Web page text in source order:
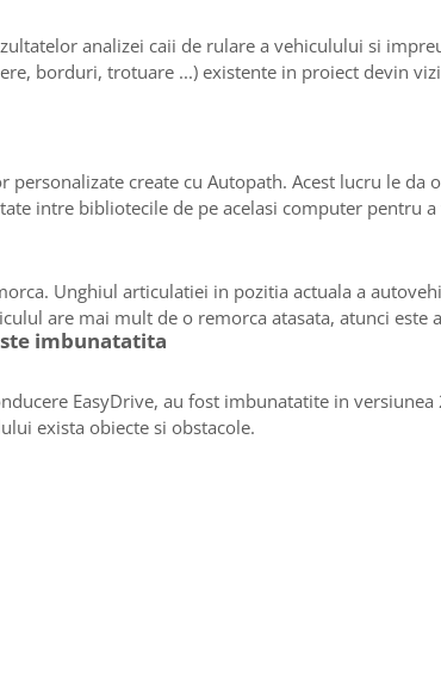
analizei caii de rulare a vehiculului si
borduri, trotuare ...) existente in proiect devin
create cu Autopath. Acest lucru le
intre bibliotecile de pe acelasi computer pentru
Unghiul articulatiei in pozitia actuala a
are mai mult de o remorca atasata, atunci
imbunatatita
EasyDrive, au fost imbunatatite in
exista obiecte si obstacole.